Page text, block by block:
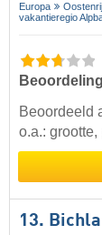
Europa
vakantieregio
Beoordeeld
o.a.:
13.